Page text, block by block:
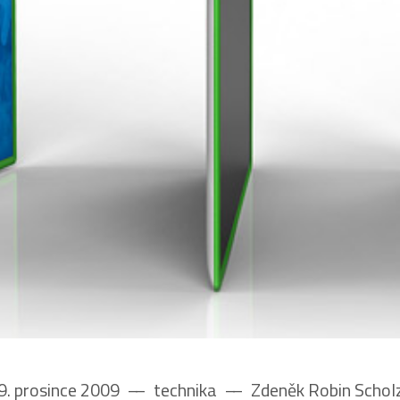
prosince 2009 –– technika –– Zdeněk Robin